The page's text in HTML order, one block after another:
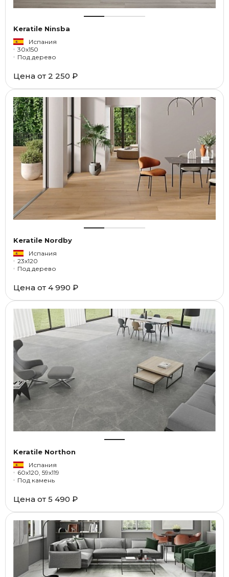
Keratile Ninsba
Испания
30x150
Под дерево
Цена от 2 250 ₽
Keratile Nordby
Испания
23x120
Под дерево
Цена от 4 990 ₽
Keratile Northon
Испания
60x120, 59x119
Под камень
Цена от 5 490 ₽